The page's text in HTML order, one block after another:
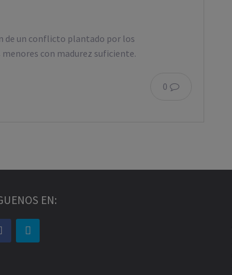
de un conflicto plantado por los
con madurez suficiente.
0
EN: